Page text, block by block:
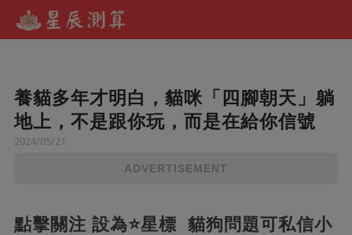
養貓多年才明白，貓咪「四腳朝天」躺
地上，不是跟你玩，而是在給你信號
2024/05/21
ADVERTISEMENT
點擊關注 設為⭐星標 貓狗問題可私信小